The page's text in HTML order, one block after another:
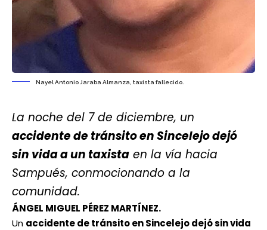
Nayel Antonio Jaraba Almanza, taxista fallecido.
La noche del 7 de diciembre, un
accidente de tránsito en Sincelejo dejó
sin vida a un taxista en la vía hacia
Sampués, conmocionando a la
comunidad.
ÁNGEL MIGUEL PÉREZ MARTÍNEZ.
Un accidente de tránsito en Sincelejo dejó sin vida